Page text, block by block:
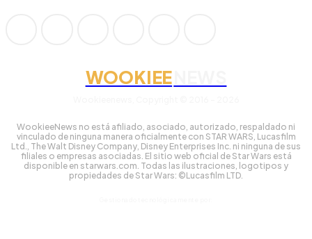
WOOKIEE
WookieeNews no está afiliado, asociado, autorizado, respaldado ni
vinculado de ninguna manera oficialmente con STAR WARS, Lucasfilm
Ltd., The Walt Disney Company, Disney Enterprises Inc. ni ninguna de sus
filiales o empresas asociadas. El sitio web oficial de Star Wars está
disponible en starwars.com. Todas las ilustraciones, logotipos y
propiedades de Star Wars: ©Lucasfilm LTD.